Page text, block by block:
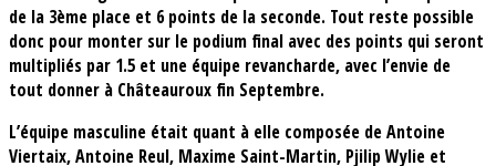
de la 3ème place et 6 points de la seconde. Tout reste possible
donc pour monter sur le podium final avec des points qui seront
multipliés par 1.5 et une équipe revancharde, avec l’envie de
tout donner à Châteauroux fin Septembre.
L’équipe masculine était quant à elle composée de Antoine
Viertaix, Antoine Reul, Maxime Saint-Martin, Pjilip Wylie et